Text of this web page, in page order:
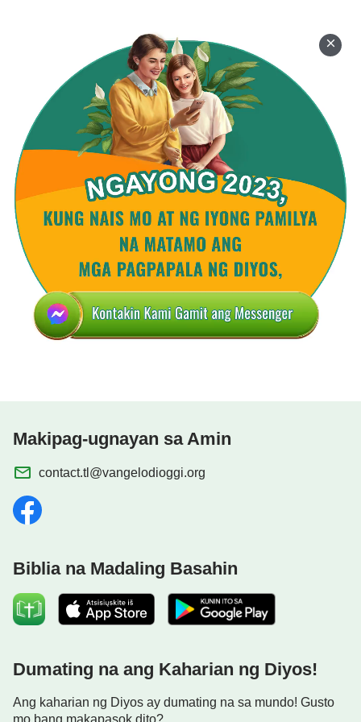
kinalaman sa Kanyang pamamahala, at ito ay may
kinalaman sa gawain sa buong sansinukob. Kung
ang Diyos ay naging tao lamang upang pahintulutan
ang mga tao na makilala ang Kanyang katawang-
tao at buksan ang mga mata ng mga tao, bakit hindi
Siya maglalakbay sa bawat bansa? Hindi ba ito
isang bagay na napakadali? Ngunit hindi Niya ito
ginawa, sa halip ay pumili ng isang angkop na lugar
upang manirahan at simulan ang gawain na dapat
Niyang gawin. Ang katawang-tao lang na ito ay
malaki na ang kahalagahan. Kinakatawan Niya ang
buong kapanahunan, at isinasagawa rin ang gawain
ng buong kapanahunan; pareho Niyang dinadala
ang naunang kapanahunan sa katapusan at
kahalagahan ng isang yugto ng gawain na
—Ang Salita, Vol. I. Ang Pagpapakita at Gawain ng Diyos. Ang
Makipag-ugnayan sa Amin
contact.tl@vangelodioggi.org
Biblia na Madaling Basahin
Dumating na ang Kaharian ng Diyos!
Ang kaharian ng Diyos ay dumating na sa mundo! Gusto
mo bang makapasok dito?